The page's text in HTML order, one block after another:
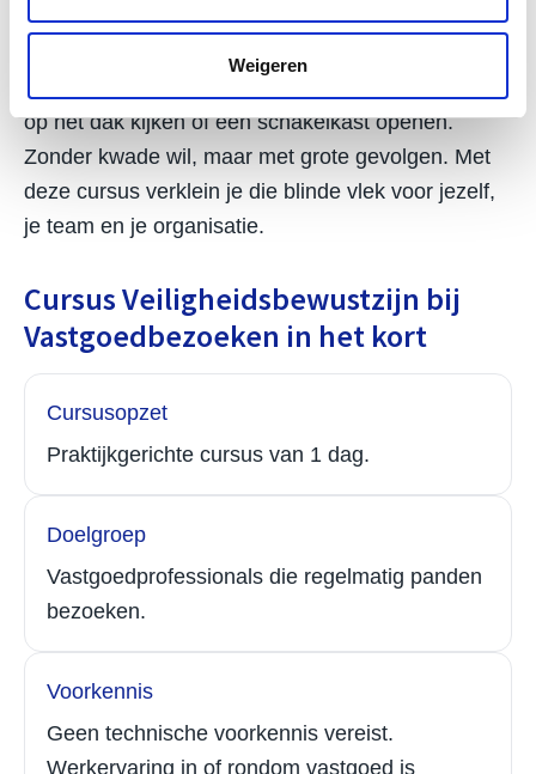
Weigeren
De meeste incidenten in vastgoed gebeuren niet
bij specialisten, maar bij mensen die even snel iets
op het dak kijken of een schakelkast openen.
Zonder kwade wil, maar met grote gevolgen. Met
deze cursus verklein je die blinde vlek voor jezelf,
je team en je organisatie.
Cursus Veiligheidsbewustzijn bij
Vastgoedbezoeken in het kort
Cursusopzet
Praktijkgerichte cursus van 1 dag.
Doelgroep
Vastgoedprofessionals die regelmatig panden
bezoeken.
Voorkennis
Geen technische voorkennis vereist.
Werkervaring in of rondom vastgoed is